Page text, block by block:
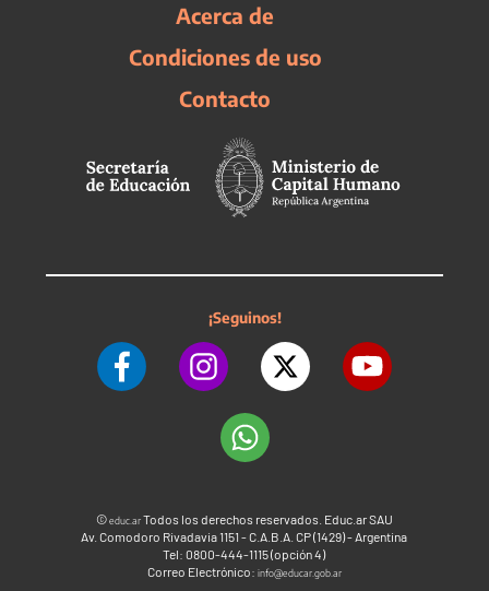
Acerca de
Condiciones de uso
Contacto
¡Seguinos!
©educ.arTodos los derechos reservados. Educ.ar SAU
Av. Comodoro Rivadavia 1151 - C.A.B.A. CP (1429) - Argentina
Tel: 0800-444-1115 (opción 4)
Correo Electrónico: info@educar.gob.ar